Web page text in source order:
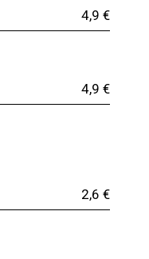
4,9 €
4,9 €
2,6 €